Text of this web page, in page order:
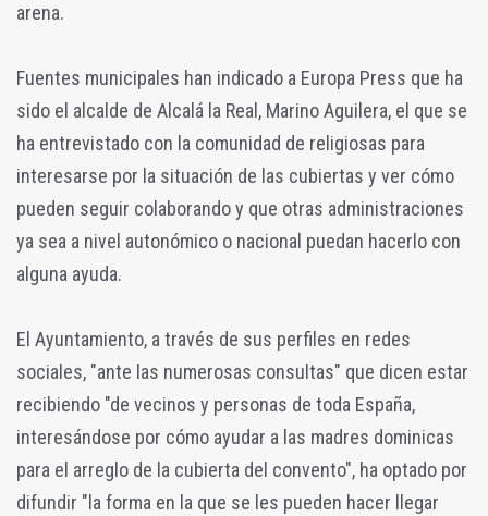
arena.
Fuentes municipales han indicado a Europa Press que ha
sido el alcalde de Alcalá la Real, Marino Aguilera, el que se
ha entrevistado con la comunidad de religiosas para
interesarse por la situación de las cubiertas y ver cómo
pueden seguir colaborando y que otras administraciones
ya sea a nivel autonómico o nacional puedan hacerlo con
alguna ayuda.
El Ayuntamiento, a través de sus perfiles en redes
sociales, "ante las numerosas consultas" que dicen estar
recibiendo "de vecinos y personas de toda España,
interesándose por cómo ayudar a las madres dominicas
para el arreglo de la cubierta del convento", ha optado por
difundir "la forma en la que se les pueden hacer llegar